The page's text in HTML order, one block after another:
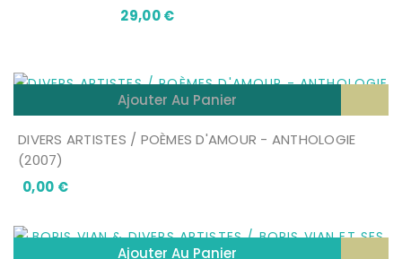
29,00 €Prix
Ajouter Au Panier
DIVERS ARTISTES / POÈMES D'AMOUR - ANTHOLOGIE
(2007)
0,00 €Prix
Ajouter Au Panier